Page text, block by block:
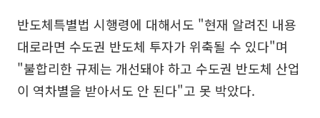
반도체특별법 시행령에 대해서도 "현재 알려진 내용
대로라면 수도권 반도체 투자가 위축될 수 있다"며
"불합리한 규제는 개선돼야 하고 수도권 반도체 산업
이 역차별을 받아서도 안 된다"고 못 박았다.